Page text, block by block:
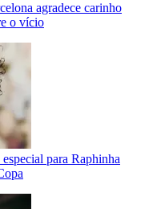
agradece carinho
o vício
para Raphinha